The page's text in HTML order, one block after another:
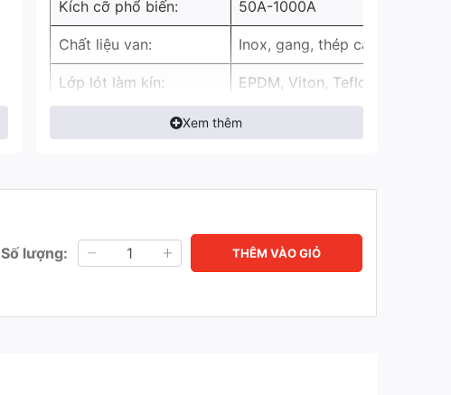
Kích cỡ phổ biến: 50A-1000A
Chất liệu van: Inox, gang, thép carbon,...
Lớp lót làm kín: EPDM, Viton, Teflon hoặc Inox.
-20°C ~ 200°C
Lắp ren hoặc lắp bích
Tiêu chuẩn bộ điện: IP67/IP68
220V/380V/460V (1 pha, 3
Xem thêm
Số lượng: THÊM VÀO GIỎ